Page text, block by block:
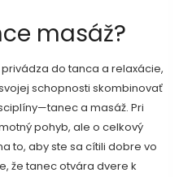
masáž?
do tanca a relaxácie,
schopnosti skombinovať
a masáž. Pri
pohyb, ale o celkový
to, aby ste sa cítili dobre vo
že tanec otvára dvere k